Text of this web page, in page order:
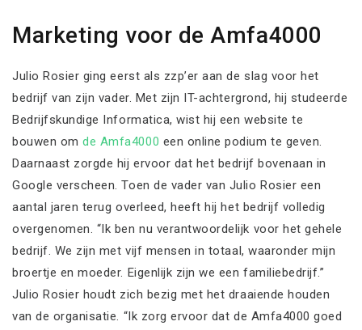
Marketing voor de Amfa4000
Julio Rosier ging eerst als zzp’er aan de slag voor het
bedrijf van zijn vader. Met zijn IT-achtergrond, hij studeerde
Bedrijfskundige Informatica, wist hij een website te
bouwen omde Amfa4000 een online podium te geven.
Daarnaast zorgde hij ervoor dat het bedrijf bovenaan in
Google verscheen. Toen de vader van Julio Rosier een
aantal jaren terug overleed, heeft hij het bedrijf volledig
overgenomen. “Ik ben nu verantwoordelijk voor het gehele
bedrijf. We zijn met vijf mensen in totaal, waaronder mijn
broertje en moeder. Eigenlijk zijn we een familiebedrijf.”
Julio Rosier houdt zich bezig met het draaiende houden
van de organisatie. “Ik zorg ervoor dat de Amfa4000 goed